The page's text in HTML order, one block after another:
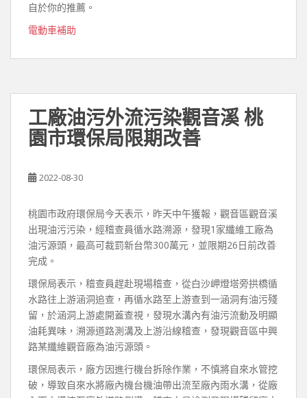
自於你的推薦。
電動車補助
工廠油污外流污染觀音溪 桃
園市環保局限期改善
2022-08-30
桃園市政府環保局今天表示，昨天中午獲報，觀音區觀音溪
出現油污污染，經稽查員循水路溯源，發現1家纖維工廠為
油污源頭，最高可裁罰新台幣300萬元，並限期26日前改善
完成。
環保局表示，稽查員趕赴現場稽查，從白沙岬燈塔旁拱橋循
水路往上游涵洞追查，再循水路至上游查到一涵洞有油污殘
留，於涵洞上游處開蓋查視，發現水溝內有油污流動及明顯
油耗異味，溯源道路測溝及上游沿線稽查，發現觀音區中興
路某纖維觀音廠為油污源頭。
環保局表示，廠方因進行機台拆除作業，不慎將自來水管挖
破，導致自來水將廠內機台機油帶出流至廠內雨水溝，從廠